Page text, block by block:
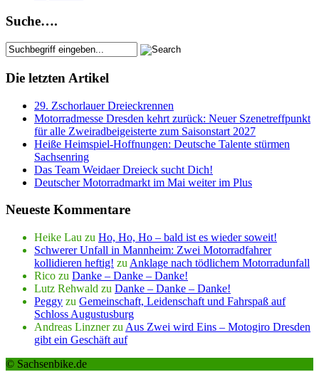
Suche….
Die letzten Artikel
29. Zschorlauer Dreieckrennen
Motorradmesse Dresden kehrt zurück: Neuer Szenetreffpunkt
für alle Zweiradbeigeisterte zum Saisonstart 2027
Heiße Heimspiel-Hoffnungen: Deutsche Talente stürmen
Sachsenring
Das Team Weidaer Dreieck sucht Dich!
Deutscher Motorradmarkt im Mai weiter im Plus
Neueste Kommentare
Heike Lau zu Ho, Ho, Ho – bald ist es wieder soweit!
Schwerer Unfall in Mannheim: Zwei Motorradfahrer
kollidieren heftig! zu Anklage nach tödlichem Motorradunfall
Rico zu Danke – Danke – Danke!
Lutz Rehwald zu Danke – Danke – Danke!
Peggy zu Gemeinschaft, Leidenschaft und Fahrspaß auf
Schloss Augustusburg
Andreas Linznerzu Aus Zwei wird Eins – Motogiro Dresden
gibt ein Geschäft auf
© Sachsenbike.de